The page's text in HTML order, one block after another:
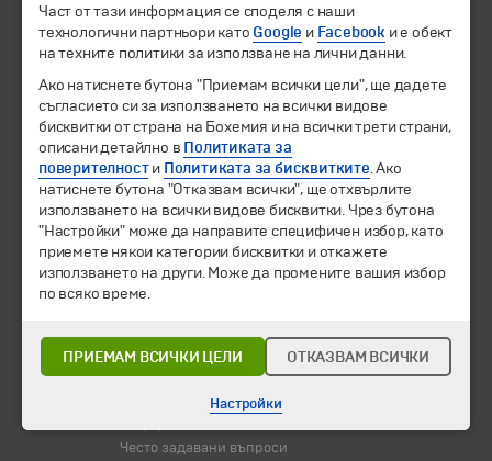
Екскурзии и почивки
Направления
Календар
Всички програми от А до Я
Промоции
Горещи оферти
Потвърдени дати
Празници
Оферта на деня
Туристически обекти
Хотелски резервации
Корпоративно обслужване
Често задавани въпроси
Част от тази информация се споделя с наши
технологични партньори като Google и Facebook и е обект
на техните политики за използване на лични данни.
Ако натиснете бутона "Приемам всички цели", ще дадете
съгласието си за използването на всички видове
бисквитки от страна на Бохемия и на всички трети страни,
описани детайлно в Политиката за
поверителности Политиката за бисквитките. Ако
натиснете бутона "Отказвам всички", ще отхвърлите
използването на всички видове бисквитки. Чрез бутона
"Настройки" може да направите специфичен избор, като
приемете някои категории бисквитки и откажете
използването на други. Може да промените вашия избор
по всяко време.
ПРИЕМАМ ВСИЧКИ ЦЕЛИ ОТКАЗВАМ ВСИЧКИ
Настройки